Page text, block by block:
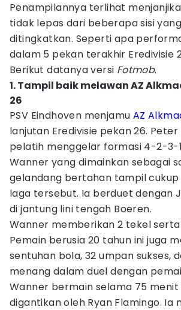
Penampilannya terlihat
tidak lepas dari beberapa sisi
ditingkatkan. Seperti apa
dalam 5 pekan terakhir Eredivisie
Berikut datanya versi Fotmob.
1. Tampil baik melawan AZ
26
PSV Eindhoven menjamu AZ
lanjutan Eredivisie pekan 26. Peter
pelatih menggelar formasi 4-2-3-
Wanner yang dimainkan sebagai
gelandang bertahan tampil
laga tersebut. Ia berduet dengan
di jantung lini tengah Boeren.
Wanner memberikan 2 tekel serta
Pemain berusia 20 tahun ini juga
sentuhan bola, 32 umpan sukses,
menang dalam duel dengan
Wanner bermain selama 75
digantikan oleh Ryan Flamingo. Ia